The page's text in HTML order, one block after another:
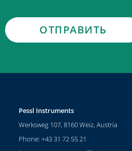
Pessl Instruments
Werksweg 107, 8160 Weiz, Austria
Phone: +43 31 72 55 21